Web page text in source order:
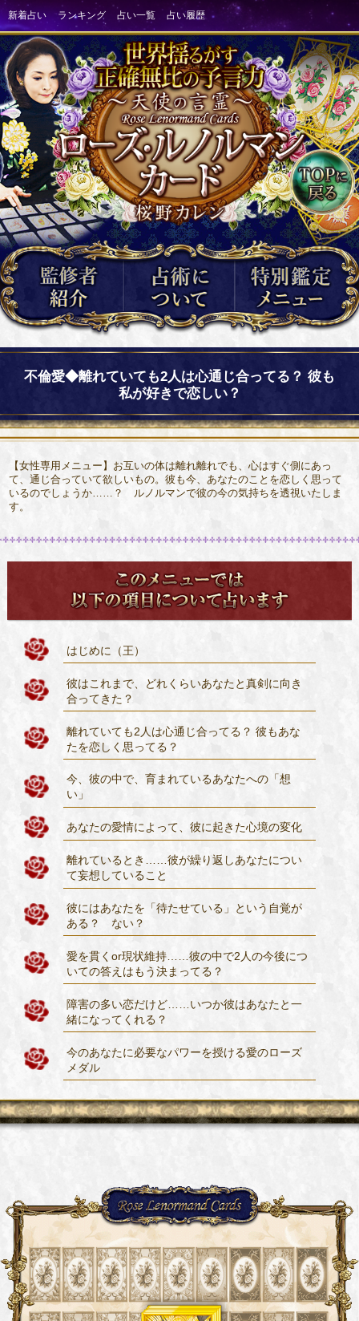
不倫愛◆離れていても2人は心通じ合ってる？ 彼も
私が好きで恋しい？
【女性専用メニュー】お互いの体は離れ離れでも、心はすぐ側にあっ
て、通じ合っていて欲しいもの。彼も今、あなたのことを恋しく思って
いるのでしょうか……？ ルノルマンで彼の今の気持ちを透視いたしま
す。
はじめに（王）
彼はこれまで、どれくらいあなたと真剣に向き
合ってきた？
離れていても2人は心通じ合ってる？ 彼もあな
たを恋しく思ってる？
今、彼の中で、育まれているあなたへの「想
い」
あなたの愛情によって、彼に起きた心境の変化
離れているとき……彼が繰り返しあなたについ
て妄想していること
彼にはあなたを「待たせている」という自覚が
ある？ ない？
愛を貫くor現状維持……彼の中で2人の今後につ
いての答えはもう決まってる？
障害の多い恋だけど……いつか彼はあなたと一
緒になってくれる？
今のあなたに必要なパワーを授ける愛のローズ
メダル